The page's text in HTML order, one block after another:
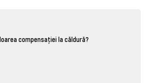
compensației la căldură?